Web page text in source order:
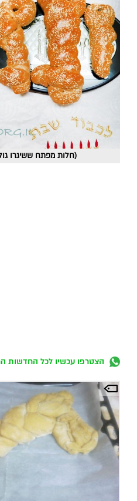
(חלות מפתח ששיגרו
הצטרפו עכשיו לכל החדשות